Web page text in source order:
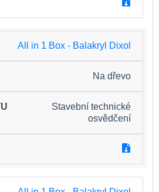
All in 1 Box - Balakryl Dixol
Na dřevo
Stavební technické
osvědčení